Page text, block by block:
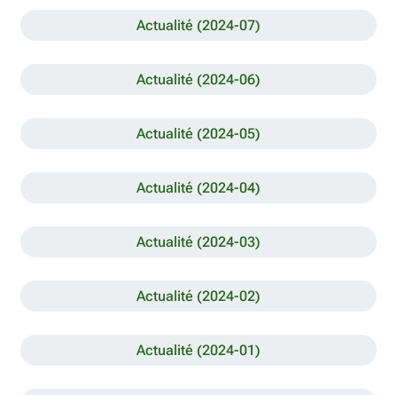
Actualité (2024-07)
Actualité (2024-06)
Actualité (2024-05)
Actualité (2024-04)
Actualité (2024-03)
Actualité (2024-02)
Actualité (2024-01)